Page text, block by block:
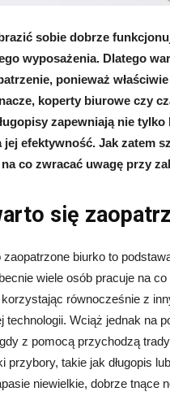
sobie dobrze
wyposażenia. Dlatego
ponieważ
koperty biurowe czy
zapewniają nie
jej efektywność. Jak zatem
co zwracać uwagę przy
się
zaopatrzone biurko to
wiele osób pracuje na
równocześnie z
technologii. Wciąż jednak na
z pomocą przychodzą
przybory, takie jak długopis
niewielkie, dobrze tnące